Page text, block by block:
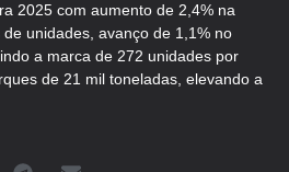
2025 com aumento de 2,4% na
unidades, avanço de 1,1% no
a marca de 272 unidades por
de 21 mil toneladas, elevando a